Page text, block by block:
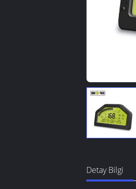
Detay Bilgi